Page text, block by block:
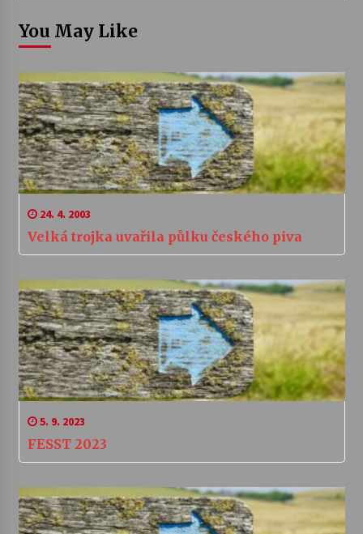
You May Like
24. 4. 2003
Velká trojka uvařila půlku českého piva
5. 9. 2023
FESST 2023